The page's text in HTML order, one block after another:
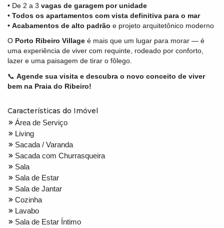
• De 2 a 3 vagas de garagem por unidade
• Todos os apartamentos com vista definitiva para o mar
• Acabamentos de alto padrão e projeto arquitetônico moderno
O Porto Ribeiro Village é mais que um lugar para morar — é
uma experiência de viver com requinte, rodeado por conforto,
lazer e uma paisagem de tirar o fôlego.
📞 Agende sua visita e descubra o novo conceito de viver
bem na Praia do Ribeiro!
Características do Imóvel
Área de Serviço
Living
Sacada / Varanda
Sacada com Churrasqueira
Sala
Sala de Estar
Sala de Jantar
Cozinha
Lavabo
Sala de Estar Íntimo